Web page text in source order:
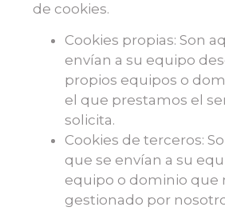
de cookies.
Cookies propias: Son
envían a su equipo
propios equipos o
el que prestamos el
solicita.
Cookies de terceros:
que se envían a su
equipo o dominio que
gestionado por